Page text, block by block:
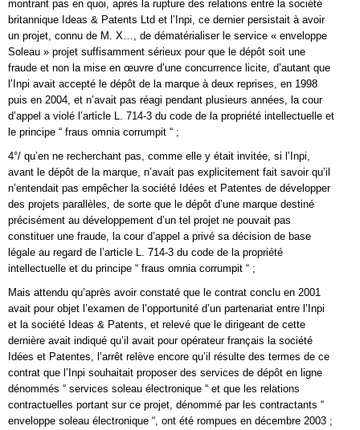
montrant pas en quoi, après la rupture des relations entre la société
britannique Ideas & Patents Ltd et l’Inpi, ce dernier persistait à avoir
un projet, connu de M. X…, de dématérialiser le service « enveloppe
Soleau » projet suffisamment sérieux pour que le dépôt soit une
fraude et non la mise en œuvre d’une concurrence licite, d’autant que
l’Inpi avait accepté le dépôt de la marque à deux reprises, en 1998
puis en 2004, et n’avait pas réagi pendant plusieurs années, la cour
d’appel a violé l’article L. 714-3 du code de la propriété intellectuelle et
le principe “ fraus omnia corrumpit “ ;
4°/ qu’en ne recherchant pas, comme elle y était invitée, si l’Inpi,
avant le dépôt de la marque, n’avait pas explicitement fait savoir qu’il
n’entendait pas empêcher la société Idées et Patentes de développer
des projets parallèles, de sorte que le dépôt d’une marque destiné
précisément au développement d’un tel projet ne pouvait pas
constituer une fraude, la cour d’appel a privé sa décision de base
légale au regard de l’article L. 714-3 du code de la propriété
intellectuelle et du principe “ fraus omnia corrumpit “ ;
Mais attendu qu’après avoir constaté que le contrat conclu en 2001
avait pour objet l’examen de l’opportunité d’un partenariat entre l’Inpi
et la société Ideas & Patents, et relevé que le dirigeant de cette
dernière avait indiqué qu’il avait pour opérateur français la société
Idées et Patentes, l’arrêt relève encore qu’il résulte des termes de ce
contrat que l’Inpi souhaitait proposer des services de dépôt en ligne
dénommés “ services soleau électronique “ et que les relations
contractuelles portant sur ce projet, dénommé par les contractants “
enveloppe soleau électronique “, ont été rompues en décembre 2003 ;